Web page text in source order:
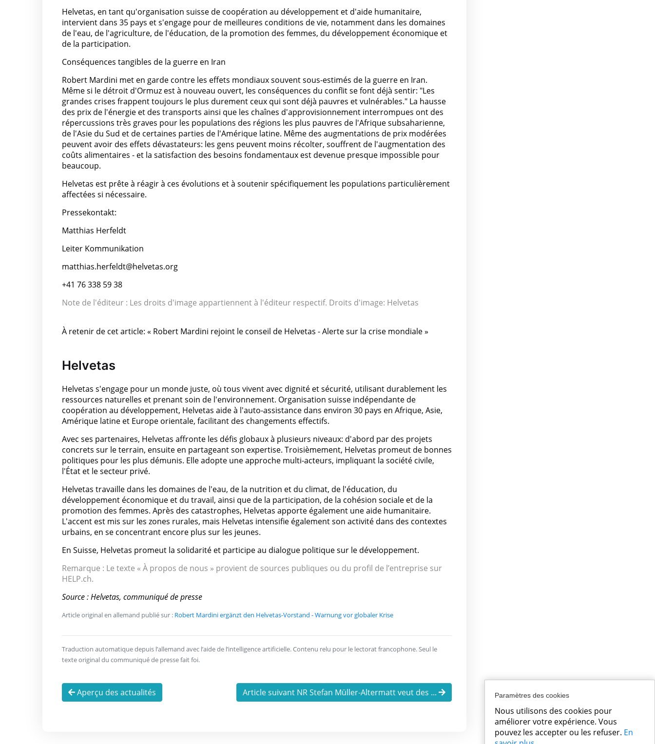
Helvetas, en tant qu'organisation suisse de coopération au développement et d'aide humanitaire,
intervient dans 35 pays et s'engage pour de meilleures conditions de vie, notamment dans les domaines
de l'eau, de l'agriculture, de l'éducation, de la promotion des femmes, du développement économique et
de la participation.
Conséquences tangibles de la guerre en Iran
Robert Mardini met en garde contre les effets mondiaux souvent sous-estimés de la guerre en Iran.
Même si le détroit d'Ormuz est à nouveau ouvert, les conséquences du conflit se font déjà sentir: "Les
grandes crises frappent toujours le plus durement ceux qui sont déjà pauvres et vulnérables." La hausse
des prix de l'énergie et des transports ainsi que les chaînes d'approvisionnement interrompues ont des
répercussions très graves pour les populations des régions les plus pauvres de l'Afrique subsaharienne,
de l'Asie du Sud et de certaines parties de l'Amérique latine. Même des augmentations de prix modérées
peuvent avoir des effets dévastateurs: les gens peuvent moins récolter, souffrent de l'augmentation des
coûts alimentaires - et la satisfaction des besoins fondamentaux est devenue presque impossible pour
beaucoup.
Helvetas est prête à réagir à ces évolutions et à soutenir spécifiquement les populations particulièrement
affectées si nécessaire.
Pressekontakt:
Matthias Herfeldt
Leiter Kommunikation
matthias.herfeldt@helvetas.org
+41 76 338 59 38
Note de l'éditeur : Les droits d'image appartiennent à l'éditeur respectif. Droits d'image: Helvetas
À retenir de cet article: « Robert Mardini rejoint le conseil de Helvetas - Alerte sur la crise mondiale »
Helvetas
Helvetas s'engage pour un monde juste, où tous vivent avec dignité et sécurité, utilisant durablement les
ressources naturelles et prenant soin de l'environnement. Organisation suisse indépendante de
coopération au développement, Helvetas aide à l'auto-assistance dans environ 30 pays en Afrique, Asie,
Amérique latine et Europe orientale, facilitant des changements effectifs.
Avec ses partenaires, Helvetas affronte les défis globaux à plusieurs niveaux: d'abord par des projets
concrets sur le terrain, ensuite en partageant son expertise. Troisièmement, Helvetas promeut de bonnes
politiques pour les plus démunis. Elle adopte une approche multi-acteurs, impliquant la société civile,
l'État et le secteur privé.
Helvetas travaille dans les domaines de l'eau, de la nutrition et du climat, de l'éducation, du
développement économique et du travail, ainsi que de la participation, de la cohésion sociale et de la
promotion des femmes. Après des catastrophes, Helvetas apporte également une aide humanitaire.
L'accent est mis sur les zones rurales, mais Helvetas intensifie également son activité dans des contextes
urbains, en se concentrant encore plus sur les jeunes.
En Suisse, Helvetas promeut la solidarité et participe au dialogue politique sur le développement.
Remarque : Le texte « À propos de nous » provient de sources publiques ou du profil de l’entreprise sur
HELP.ch.
Source : Helvetas, communiqué de presse
Article original en allemand publié sur : Robert Mardini ergänzt den Helvetas-Vorstand - Warnung vor globaler Krise
Traduction automatique depuis l’allemand avec l’aide de l’intelligence artificielle. Contenu relu pour le lectorat francophone. Seul le
texte original du communiqué de presse fait foi.
Aperçu des actualités Article suivant NR Stefan Müller-Altermatt veut des ... Paramètres des cookies
Nous utilisons des cookies pour
améliorer votre expérience. Vous
pouvez les accepter ou les refuser. En